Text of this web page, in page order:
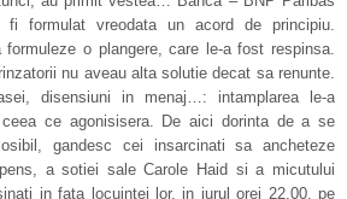
formulat vreodata un acord de principiu.
o plangere, care le-a fost respinsa.
nu aveau alta solutie decat sa renunte.
disensiuni in menaj…: intamplarea le-a
ce agonisisera. De aici dorinta de a se
gandesc cei insarcinati sa ancheteze
a sotiei sale Carole Haid si a micutului
in fata locuintei lor, in jurul orei 22.00, pe